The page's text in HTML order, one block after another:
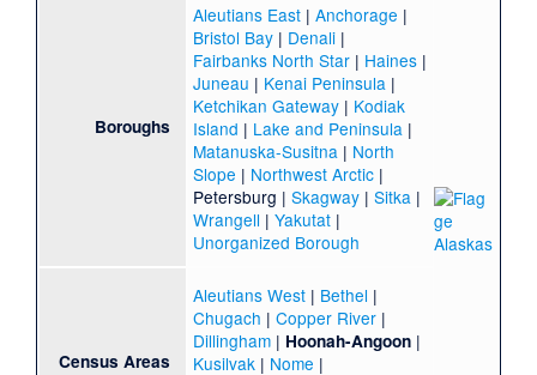
Boroughs
Aleutians East| Anchorage |
Bristol Bay| Denali|
Fairbanks North Star| Haines|
Juneau | Kenai Peninsula |
Ketchikan Gateway| Kodiak
Island | Lake and Peninsula |
Matanuska-Susitna | North
Slope | Northwest Arctic|
Petersburg | Skagway| Sitka |
Wrangell | Yakutat|
Unorganized Borough
Census Areas
Aleutians West| Bethel |
Chugach | Copper River|
Dillingham| Hoonah-Angoon|
Kusilvak| Nome |